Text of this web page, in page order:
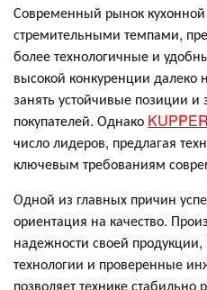
Современный рынок кухонной
стремительными темпами,
более технологичные и
высокой конкуренции далеко
занять устойчивые позиции и
покупателей. Однако
число лидеров, предлагая
ключевым требованиям
Одной из главных причин
ориентация на качество.
надежности своей
технологии и проверенные
позволяет технике стабильно